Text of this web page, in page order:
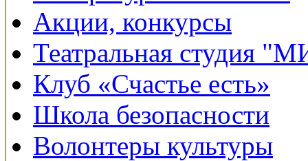
Акции, конкурсы
Театральная студия
Клуб «Счастье есть»
Школа безопасности
Волонтеры культуры